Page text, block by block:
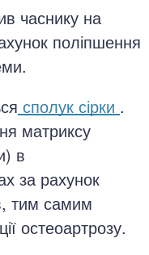
часнику на
поліпшення
сполук сірки .
матриксу
в
за рахунок
тим самим
остеоартрозу.